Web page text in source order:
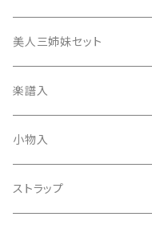
ひざゴム・胴ゴム・おひざもと
天神袋
天神巾着
指すり
美人三姉妹セット
楽譜入
小物入
ストラップ